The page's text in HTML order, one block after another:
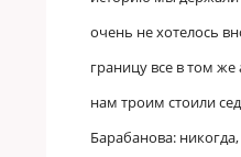
очень не хотелось
границу все в том
нам троим стоили
Барабанова: